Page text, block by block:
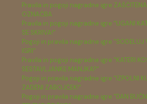
Pravila in pogoji nagradne igre ZAŠČITENA
OZNAČBA
Pravila in pogoji nagradne igre "UGANI
SE SKRIVA!"
Pogoji in pravila nagradne igre "SODELUJ
IGRI"
Pravila in pogoji nagradne igre "KATERI
SESTAVLJANKE MANJKA?"
Pogoji in pravila nagradne igre "IZPOLNI
ZADENI ZABOJČEK!"
Pogoji in pravila nagradne igre "DAN